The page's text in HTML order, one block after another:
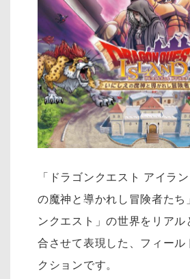
「ドラゴンクエスト アイラ
の魔神と導かれし冒険者たち
ンクエスト」の世界をリアル
合させて表現した、フィール
クションです。